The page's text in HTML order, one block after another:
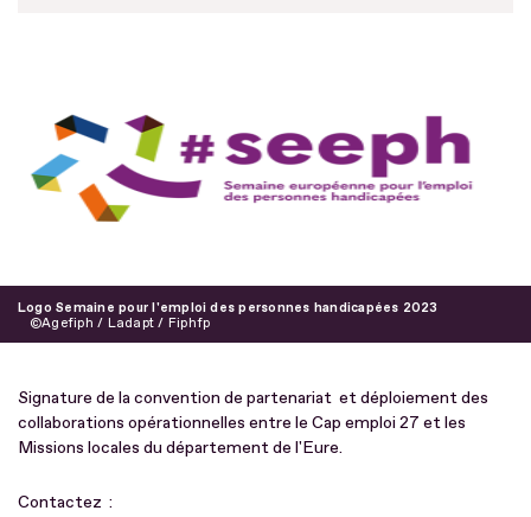
Logo Semaine pour l'emploi des personnes handicapées 2023
Agefiph / Ladapt / Fiphfp
Signature de la convention de partenariat et déploiement des
collaborations opérationnelles entre le Cap emploi 27 et les
Missions locales du département de l'Eure.
Contactez :